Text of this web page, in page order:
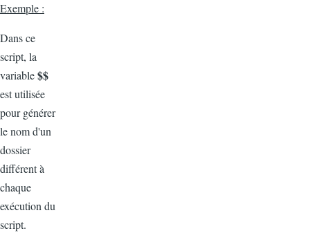
Exemple :
Dans ce
script, la
variable$$
est utilisée
pour générer
le nom d'un
dossier
différent à
chaque
exécution du
script.